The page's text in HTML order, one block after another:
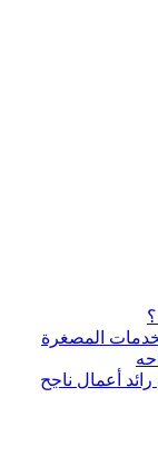
المصغرة
أعمال ناجح